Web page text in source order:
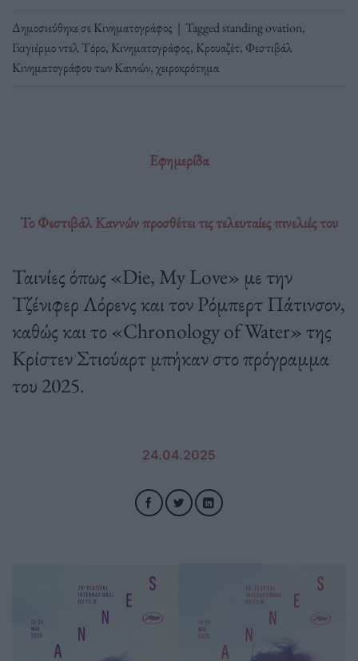
Δημοσιεύθηκε σεΚινηματογράφος | Taggedstanding ovation,
Γκιγιέρμο ντελ Τόρο, Κινηματογράφος, Κρουαζέτ, Φεστιβάλ
Κινηματογράφου των Καννών,χειροκρότημα
Εφημερίδα
Το Φεστιβάλ Καννών προσθέτει τις τελευταίες πινελιές του
Ταινίες όπως «Die, My Love» με την
Τζένιφερ Λόρενς και τον Ρόμπερτ Πάτινσον,
καθώς και το «Chronology of Water» της
Κρίστεν Στιούαρτ μπήκαν στο πρόγραμμα
του 2025.
24.04.2025